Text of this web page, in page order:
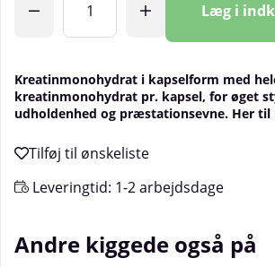
Læg i
Kreatinmonohydrat i kapselform med
kreatinmonohydrat pr. kapsel, for øget
udholdenhed og præstationsevne. Her til
Leveringtid: 1-2 arbejdsdage
Andre kiggede også på